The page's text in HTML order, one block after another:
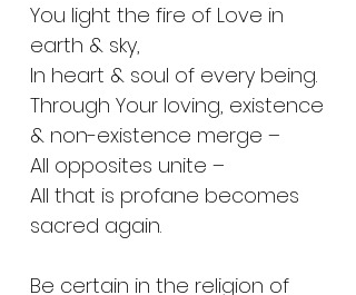
You light the fire of Love in
earth & sky,
In heart & soul of every being.
Through Your loving, existence
& non-existence merge –
All opposites unite –
All that is profane becomes
sacred again.
Be certain in the religion of